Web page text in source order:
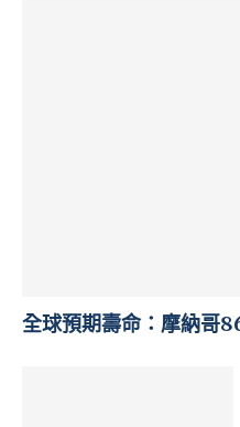
全球預期壽命：摩納哥